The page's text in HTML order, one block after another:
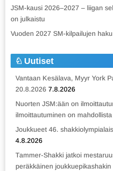
JSM-kausi 2026–2027 – liigan
on julkaistu
Vuoden 2027 SM-kilpailujen
Uutiset
Vantaan Kesälava, Myyr York
20.8.2026 7.8.2026
Nuorten JSM:ään on
ilmoittautuminen on
Joukkueet 46.
4.8.2026
Tammer-Shakki jatkoi
peräkkäinen joukkuepikashakin